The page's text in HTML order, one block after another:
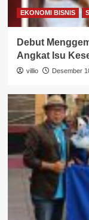
EKONOMI BISNIS
Debut
Angkat Isu
villio Desember